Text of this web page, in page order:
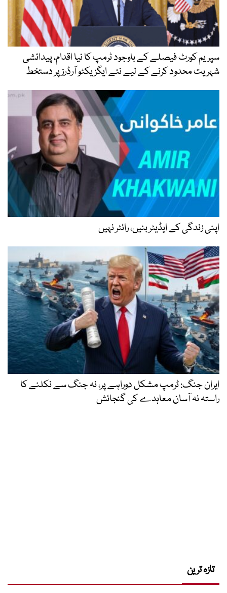
سپریم کورٹ فیصلے کے باوجود ٹرمپ کا نیا اقدام، پیدائشی
شہریت محدود کرنے کے لیے نئے ایگزیکٹو آرڈرز پر دستخط
اپنی زندگی کے ایڈیٹر بنیں، رائٹر نہیں
ایران جنگ: ٹرمپ مشکل دوراہے پر، نہ جنگ سے نکلنے کا
راستہ نہ آسان معاہدے کی گنجائش
تازہ ترین